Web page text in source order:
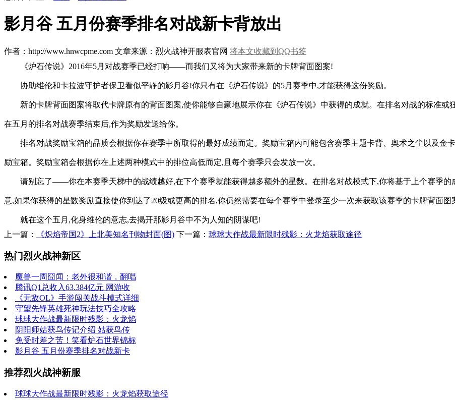
影月谷 五月份赛季排名对战新卡背放出
作者：http://www.hnwcpme.com 文章来源：烈火战神开服表官网 将本文收藏到QQ书签
《炉石传说》2016年5月对战赛季已经打响——而我们又将为大家带来新的卡牌背面图案!
协助维伦和卡拉波守护者保卫看似平静的影月谷!你只有在《炉石传说》的5月赛季中,才能获得这份奖励。
新的卡牌背面图案将取代卡牌原有的背面图案,使你能够自豪地展示你在《炉石传说》中获得的成就。在排名对战的标准或
在五月的排名对战赛季结束后,作为奖励发送给你。
排名对战奖励宝箱的品质会根据你在赛季中所取得的最好成绩而定。奖励宝箱内可能包含赛季主题卡背、奥术之尘以及金
励宝箱。奖励宝箱会根据你在上述两种模式中的排位高低而定,且每个赛季只会发放一次。
请别忘了——你在本赛季天梯中的战绩越好,在下个赛季就能获得越多额外的星数。在排名对战模式下,你将基于上个赛季
意,如果你获得的星数奖励直接使你到达了20级或更高的排名,你仍然需要在每个赛季中登录至少一次来获取该赛季的卡牌背面图
就在这个五月,化身维伦的意志,去揭开那影月谷中不为人知的阴谋吧!
上一篇：
《炽焰帝国2》上北美知名刊物封面(图) 下一篇： 球球大作战最新限时残影：火龙焰获取途径
热门烈火战神新区
魔兽一周囧闻：老外很和谐，翻唱
腾讯Q1总收入63.384亿元 网游收
《无敌OL》手游闯关战斗模式详细
守望先锋英雄死神玩法技巧全攻略
球球大作战最新限时残影：火龙焰
阴阳师姑获鸟传记介绍 姑获鸟传
免受时差之苦！笑看炉石世界锦标
影月谷 五月份赛季排名对战新卡
推荐烈火战神新服
球球大作战最新限时残影：火龙焰获取途径